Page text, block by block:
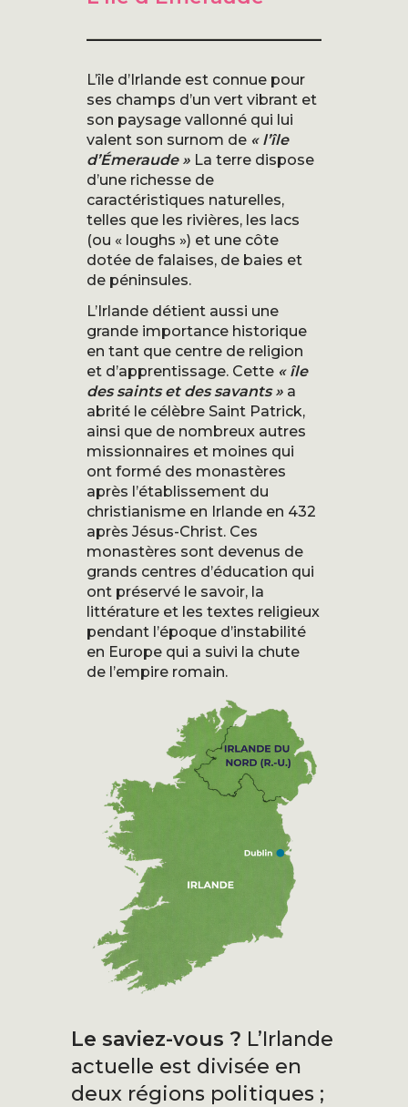
L’île d’Irlande est connue pour
ses champs d’un vert vibrant et
son paysage vallonné qui lui
valent son surnom de « l’île
d’Émeraude »La terre dispose
d’une richesse de
caractéristiques naturelles,
telles que les rivières, les lacs
(ou « loughs ») et une côte
dotée de falaises, de baies et
de péninsules.
L’Irlande détient aussi une
grande importance historique
en tant que centre de religion
et d’apprentissage. Cette« île
des saints et des savants » a
abrité le célèbre Saint Patrick,
ainsi que de nombreux autres
missionnaires et moines qui
ont formé des monastères
après l’établissement du
christianisme en Irlande en 432
après Jésus-Christ. Ces
monastères sont devenus de
grands centres d’éducation qui
ont préservé le savoir, la
littérature et les textes religieux
pendant l’époque d’instabilité
en Europe qui a suivi la chute
de l’empire romain.
Le saviez-vous ? L’Irlande
actuelle est divisée en
deux régions politiques ;